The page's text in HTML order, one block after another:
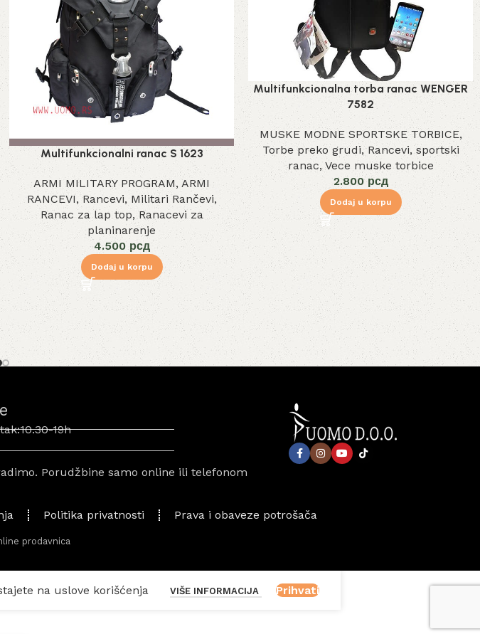
Multifunkcionalni ranac S 1623
ARMI MILITARY PROGRAM,ARMI
RANCEVI,Rancevi, Militari Rančevi,
Ranac za lap top,Ranacevi za
planinarenje
4.500рсд
Dodaj u korpu
Multifunkcionalna torba ranac WENGER
7582
MUSKE MODNE SPORTSKE TORBICE,
Torbe preko grudi,Rancevi,sportski
ranac,Vece muske torbice
2.800рсд
Dodaj u korpu
19h
Porudžbine samo online ili telefonom
Politika privatnosti Prava i obaveze potrošača
prodavnica
na uslove korišćenja VIŠE INFORMACIJA Prihvati